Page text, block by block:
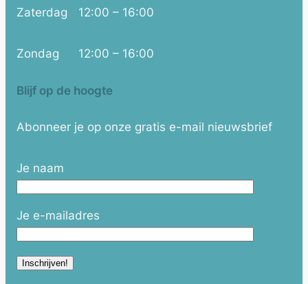
Zaterdag
Zondag
12:00 – 16:00
12:00 – 16:00
Blijf op de hoogte
Abonneer je op onze gratis e-mail nieuwsbrief
Je naam
Je e-mailadres